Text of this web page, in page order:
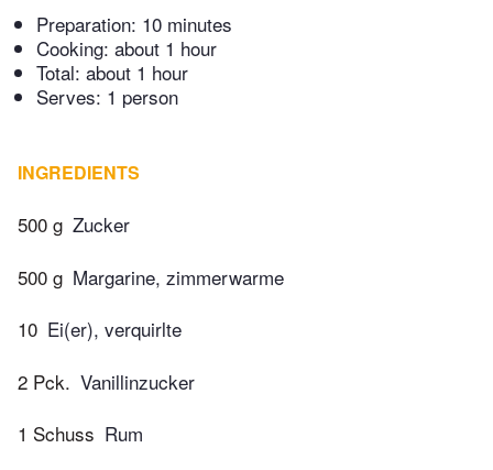
Preparation: 10 minutes
Cooking: about 1 hour
Total: about 1 hour
Serves: 1 person
INGREDIENTS
500 g Zucker
500 g Margarine, zimmerwarme
10 Ei(er), verquirlte
2 Pck. Vanillinzucker
1 Schuss Rum